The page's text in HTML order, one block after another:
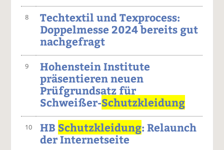
8
Techtextil und Texprocess:
Doppelmesse 2024 bereits gut
nachgefragt
9
Hohenstein Institute
präsentieren neuen
Prüfgrundsatz für
Schweißer-Schutzkleidung
10 HB Schutzkleidung: Relaunch
der Internetseite